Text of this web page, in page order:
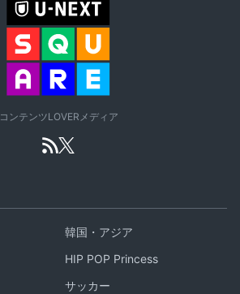
コンテンツLOVERメディア
韓国・アジア
HIP POP Princess
サッカー